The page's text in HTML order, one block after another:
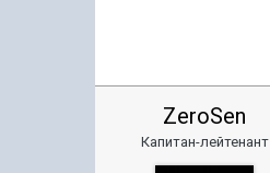
ZeroSen
Капитан-лейтенант